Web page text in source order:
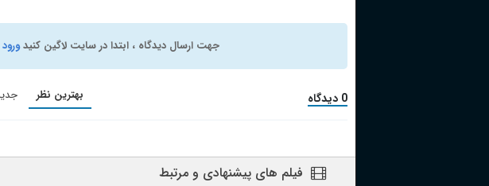
جهت ارسال دیدگاه ، ابتدا در سایت لاگین کنید
0 دیدگاه بهترین نظر
فیلم های پیشنهادی و مرتبط